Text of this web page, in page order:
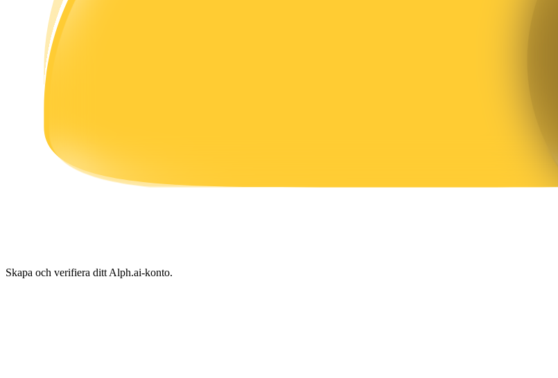
Skapa och verifiera ditt Alph.ai-konto.